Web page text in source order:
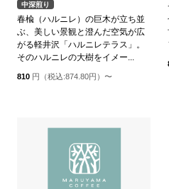
中深煎り
春楡（ハルニレ）の巨木が立ち並
ぶ、美しい景観と澄んだ空気が広
がる軽井沢「ハルニレテラス」。
そのハルニレの大樹をイメー...
810 円（税込:874.80円）〜